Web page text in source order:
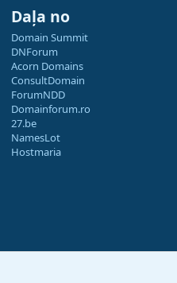
Daļa no
Domain Summit
DNForum
Acorn Domains
ConsultDomain
ForumNDD
Domainforum.ro
27.be
NamesLot
Hostmaria